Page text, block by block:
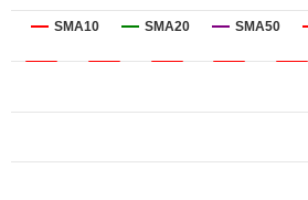
SMA10 SMA20 SMA50